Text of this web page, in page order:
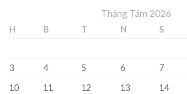
Tháng Tám 2026
H B T N S
3
4 5 6 7
10
11 12 13 14